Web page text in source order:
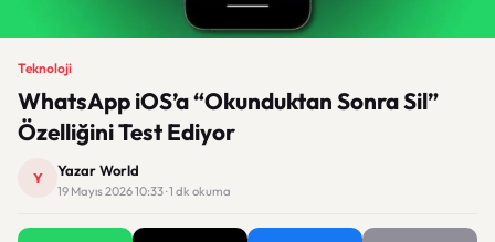
Teknoloji
WhatsApp iOS’a “Okunduktan Sonra Sil”
Özelliğini Test Ediyor
Y Yazar World
19 Mayıs 2026 10:33 · 1 dk okuma